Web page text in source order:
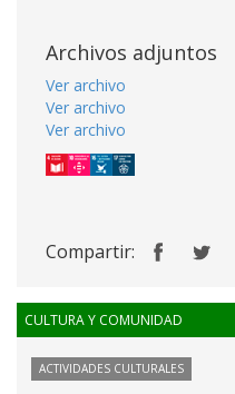
Archivos adjuntos
Ver archivo
Ver archivo
Ver archivo
Compartir:
CULTURA Y COMUNIDAD
ACTIVIDADES CULTURALES